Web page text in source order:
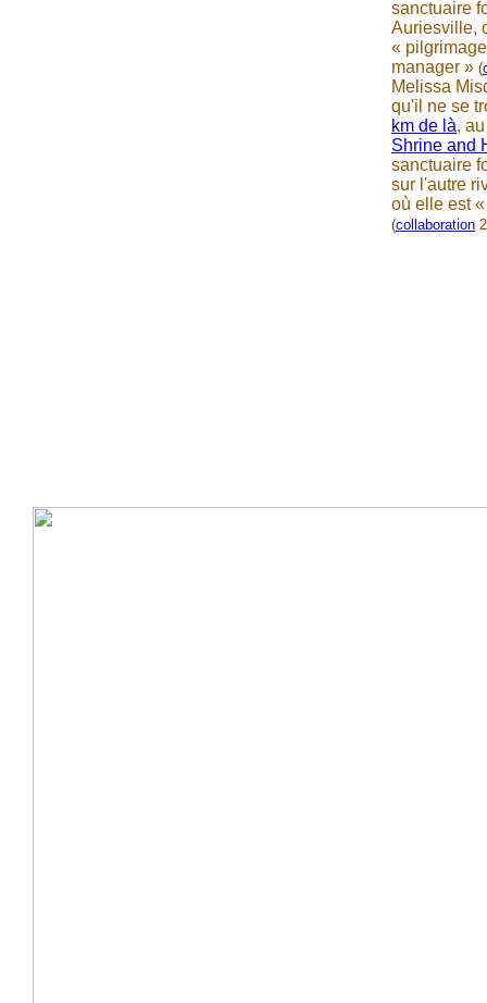
sanctuaire
Auriesville,
«
manager » (
Melissa
qu'il ne se
km de là,
Shrine and
sanctuaire
sur l'autre
où elle est
(collaboration